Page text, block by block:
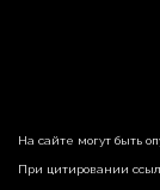
На сайте могут быть
При цитировании